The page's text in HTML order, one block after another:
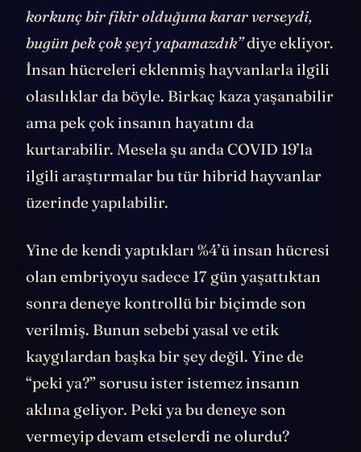
korkunç bir fikir olduğuna karar verseydi,
bugün pek çok şeyi yapamazdık”diye ekliyor.
İnsan hücreleri eklenmiş hayvanlarla ilgili
olasılıklar da böyle. Birkaç kaza yaşanabilir
ama pek çok insanın hayatını da
kurtarabilir. Mesela şu anda COVID 19’la
ilgili araştırmalar bu tür hibrid hayvanlar
üzerinde yapılabilir.
Yine de kendi yaptıkları %4’ü insan hücresi
olan embriyoyu sadece 17 gün yaşattıktan
sonra deneye kontrollü bir biçimde son
verilmiş. Bunun sebebi yasal ve etik
kaygılardan başka bir şey değil. Yine de
“peki ya?” sorusu ister istemez insanın
aklına geliyor. Peki ya bu deneye son
vermeyip devam etselerdi ne olurdu?